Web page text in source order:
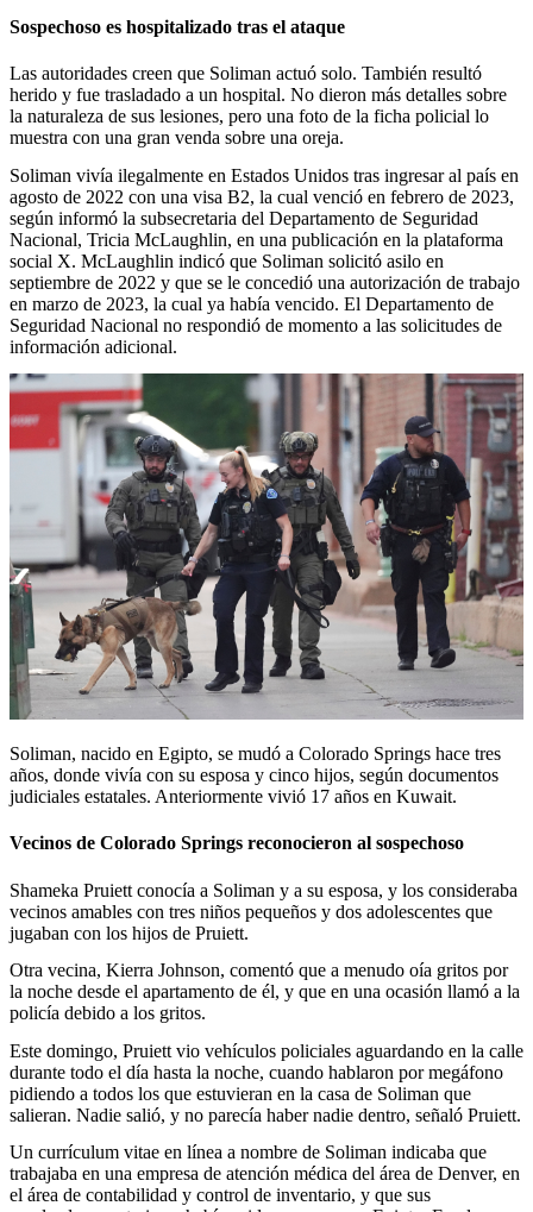
Sospechoso es hospitalizado tras el ataque
Las autoridades creen que Soliman actuó solo. También resultó
herido y fue trasladado a un hospital. No dieron más detalles sobre
la naturaleza de sus lesiones, pero una foto de la ficha policial lo
muestra con una gran venda sobre una oreja.
Soliman vivía ilegalmente en Estados Unidos tras ingresar al país en
agosto de 2022 con una visa B2, la cual venció en febrero de 2023,
según informó la subsecretaria del Departamento de Seguridad
Nacional, Tricia McLaughlin, en una publicación en la plataforma
social X. McLaughlin indicó que Soliman solicitó asilo en
septiembre de 2022 y que se le concedió una autorización de trabajo
en marzo de 2023, la cual ya había vencido. El Departamento de
Seguridad Nacional no respondió de momento a las solicitudes de
información adicional.
Soliman, nacido en Egipto, se mudó a Colorado Springs hace tres
años, donde vivía con su esposa y cinco hijos, según documentos
judiciales estatales. Anteriormente vivió 17 años en Kuwait.
Vecinos de Colorado Springs reconocieron al sospechoso
Shameka Pruiett conocía a Soliman y a su esposa, y los consideraba
vecinos amables con tres niños pequeños y dos adolescentes que
jugaban con los hijos de Pruiett.
Otra vecina, Kierra Johnson, comentó que a menudo oía gritos por
la noche desde el apartamento de él, y que en una ocasión llamó a la
policía debido a los gritos.
Este domingo, Pruiett vio vehículos policiales aguardando en la calle
durante todo el día hasta la noche, cuando hablaron por megáfono
pidiendo a todos los que estuvieran en la casa de Soliman que
salieran. Nadie salió, y no parecía haber nadie dentro, señaló Pruiett.
Un currículum vitae en línea a nombre de Soliman indicaba que
trabajaba en una empresa de atención médica del área de Denver, en
el área de contabilidad y control de inventario, y que sus